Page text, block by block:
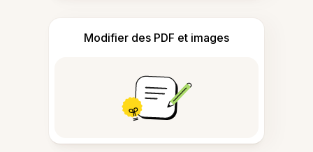
Modifier des PDF et images